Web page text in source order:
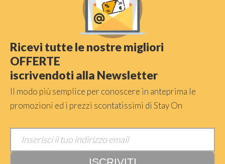
Ricevi tutte le nostre migliori
OFFERTE
iscrivendoti alla Newsletter
Il modo più semplice per conoscere in anteprima le
promozioni ed i prezzi scontatissimi di Stay On